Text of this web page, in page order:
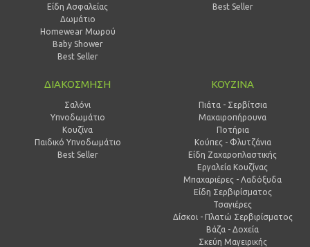
Είδη Ασφαλείας
Δωμάτιο
Homewear Μωρού
Baby Shower
Best Seller
Best Seller
ΔΙΑΚΟΣΜΗΣΗ
Σαλόνι
Υπνοδωμάτιο
Κουζίνα
Παιδικό Υπνοδωμάτιο
Best Seller
ΚΟΥΖΙΝΑ
Πιάτα - Σερβίτσια
Μαχαιροπήρουνα
Ποτήρια
Κούπες - Φλυτζάνια
Είδη Ζαχαροπλαστικής
Εργαλεία Κουζίνας
Μπαχαριέρες - Λαδόξυδα
Είδη Σερβιρίσματος
Τσαγιέρες
Δίσκοι - Πλατώ Σερβιρίσματος
Βάζα - Δοχεία
Σκεύη Μαγειρικής